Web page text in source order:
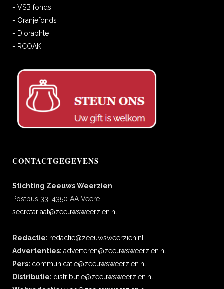
- VSB fonds
- Oranjefonds
- Dioraphte
- RCOAK
CONTACTGEGEVENS
Stichting Zeeuws Weerzien
Postbus 33, 4350 AA Veere
secretariaat@zeeuwsweerzien.nl
Redactie: redactie@zeeuwsweerzien.nl
Advertenties: adverteren@zeeuwsweerzien.nl
Pers: communicatie@zeeuwsweerzien.nl
Distributie: distributie@zeeuwsweerzien.nl